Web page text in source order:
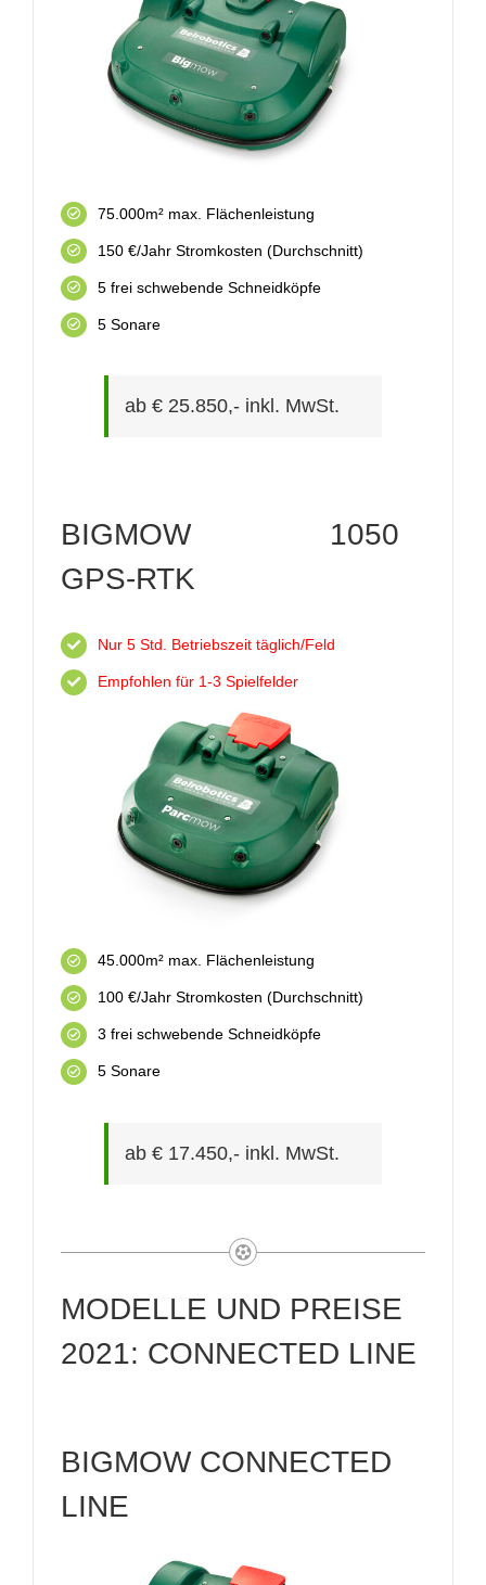
75.000m² max. Flächenleistung
150 €/Jahr Stromkosten (Durchschnitt)
5 frei schwebende Schneidköpfe
5 Sonare
ab € 25.850,- inkl. MwSt.
BIGMOW 1050
GPS-RTK
Nur 5 Std. Betriebszeit täglich/Feld
Empfohlen für 1-3 Spielfelder
45.000m² max. Flächenleistung
100 €/Jahr Stromkosten (Durchschnitt)
3 frei schwebende Schneidköpfe
5 Sonare
ab € 17.450,- inkl. MwSt.
MODELLE UND PREISE
2021: CONNECTED LINE
BIGMOW CONNECTED
LINE